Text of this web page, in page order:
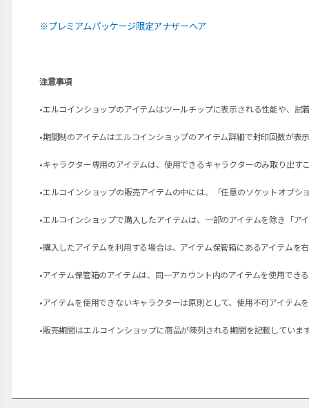
※プレミアムパッケージ限定アナザーヘア
注意事項
•エルコインショップのアイテムはツールチップに表示される性能や、
•期間制のアイテムはエルコインショップのアイテム詳細で封印回数が
•キャラクター専用のアイテムは、使用できるキャラクターのみ取り出す
•エルコインショップの販売アイテムの中には、「任意のソケットオプ
•エルコインショップで購入したアイテムは、一部のアイテムを除き「ア
•購入したアイテムを利用する場合は、アイテム保管箱にあるアイテムを
•アイテム保管箱のアイテムは、同一アカウント内のアイテムを使用でき
•アイテムを使用できないキャラクターは原則として、使用不可アイテム
•販売期間はエルコインショップに商品が陳列される期間を記載してい